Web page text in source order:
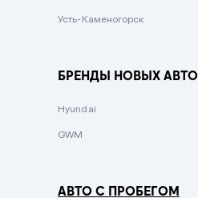
Зеленый металлик
Усть-Каменогорск
БРЕНДЫ НОВЫХ АВТО
Hyundai
GWM
АВТО С ПРОБЕГОМ